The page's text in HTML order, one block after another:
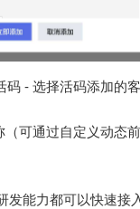
- 选择活码添加的
可通过自定义动态
能力都可以快速接